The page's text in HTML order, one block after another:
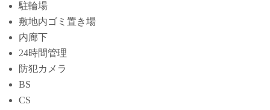
駐輪場
敷地内ゴミ置き場
内廊下
24時間管理
防犯カメラ
BS
CS